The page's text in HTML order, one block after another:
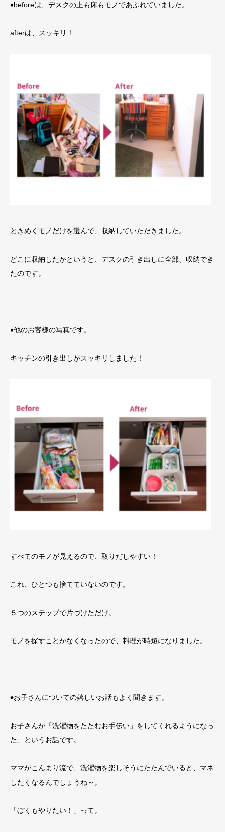
♦beforeは、デスクの上も床もモノであふれていました。
afterは、スッキリ！
ときめくモノだけを選んで、収納していただきました。
どこに収納したかというと、デスクの引き出しに全部、収納でき
たのです。
♦他のお客様の写真です。
キッチンの引き出しがスッキリしました！
すべてのモノが見えるので、取りだしやすい！
これ、ひとつも捨てていないのです。
５つのステップで片づけただけ。
モノを探すことがなくなったので、料理が時短になりました。
♦お子さんについての嬉しいお話もよく聞きます。
お子さんが「洗濯物をたたむお手伝い」をしてくれるようになっ
た、というお話です。
ママがこんまり流で、洗濯物を楽しそうにたたんでいると、マネ
したくなるんでしょうね～。
「ぼくもやりたい！」って。